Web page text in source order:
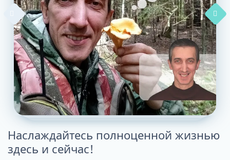
Наслаждайтесь полноценной жизнью
здесь и сейчас!